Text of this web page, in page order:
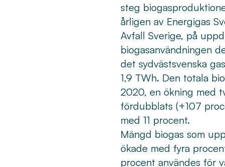
steg
årligen av Energigas
Avfall Sverige, på
biogasanvändningen
det sydvästsvenska
1,9 TWh. Den totala
2020, en ökning med
fördubblats (+107
med 11 procent.
Mängd biogas som
ökade med fyra
procent användes för